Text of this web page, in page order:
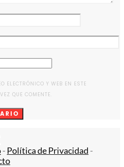
ELECTRÓNICO Y WEB EN ESTE
QUE COMENTE.
-Política de Privacidad -